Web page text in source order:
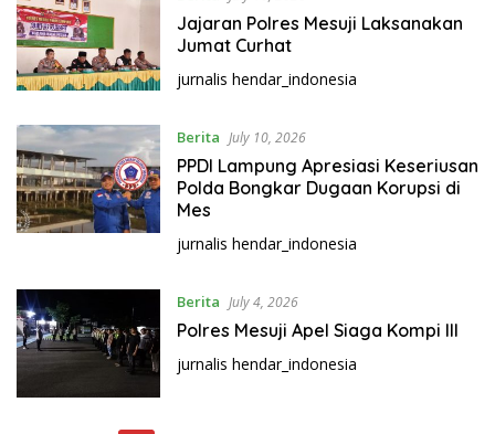
Jajaran Polres Mesuji Laksanakan
Jumat Curhat
jurnalis hendar_indonesia
Berita July 10, 2026
PPDI Lampung Apresiasi Keseriusan
Polda Bongkar Dugaan Korupsi di
Mes
jurnalis hendar_indonesia
Berita July 4, 2026
Polres Mesuji Apel Siaga Kompi III
jurnalis hendar_indonesia